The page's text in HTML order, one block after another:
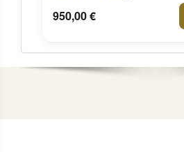
950,00 €